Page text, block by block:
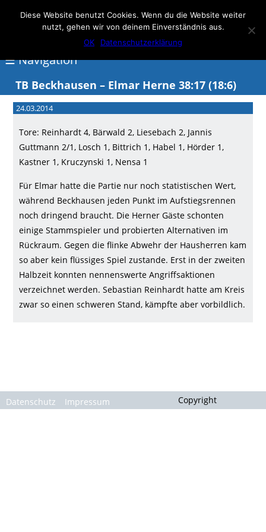
Elmar Herne 22
100% Handball
☰ Navigation
Elmar
Herne
Events
Handball
Schwimmen
login
Gallerie
TB Beckhausen – Elmar Herne 38:17 (18:6)
24.03.2014
Tore: Reinhardt 4, Bärwald 2, Liesebach 2, Jannis
Guttmann 2/1, Losch 1, Bittrich 1, Habel 1, Hörder 1,
Kastner 1, Kruczynski 1, Nensa 1
Für Elmar hatte die Partie nur noch statistischen Wert,
während Beckhausen jeden Punkt im Aufstiegsrennen
noch dringend braucht. Die Herner Gäste schonten
einige Stammspieler und probierten Alternativen im
Rückraum. Gegen die flinke Abwehr der Hausherren kam
so aber kein flüssiges Spiel zustande. Erst in der zweiten
Halbzeit konnten nennenswerte Angriffsaktionen
verzeichnet werden. Sebastian Reinhardt hatte am Kreis
zwar so einen schweren Stand, kämpfte aber vorbildlich.
Datenschutz Impressum Copyright
Diese Website benutzt Cookies. Wenn du die Website weiter
nutzt, gehen wir von deinem Einverständnis aus.
OK
Datenschutzerklärung